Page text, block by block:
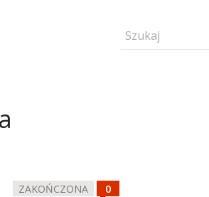
ZAKOŃCZONA